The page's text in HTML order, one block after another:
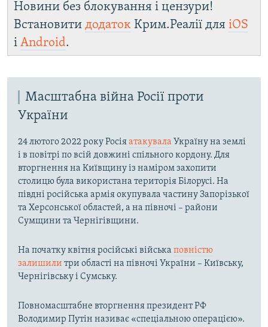
Новини без блокування і цензури!
Встановити додаток Крим.Реалії для iOS
і Android.
Масштабна війна Росії проти
України
24 лютого 2022 року Росіяатакувала Україну на землі
і в повітрі по всій довжині спільного кордону. Для
вторгнення на Київщину із наміром захопити
столицю була використана територія Білорусі. На
півдні російська армія окупувала частину Запорізької
та Херсонської областей, а на півночі – райони
Сумщини та Чернігівщини.
На початку квітня російські війська повністю
залишили три області на півночі України – Київську,
Чернігівську і Сумську.
Повномасштабне вторгнення президент РФ
Володимир Путін називає «спеціальною операцією».